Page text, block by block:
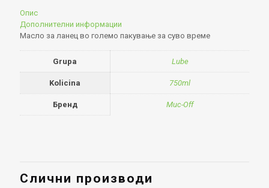
Опис
Дополнителни информации
Масло за ланец во големо пакување за суво време
Grupa Lube
Kolicina 750ml
Бренд Muc-Off
Слични производи